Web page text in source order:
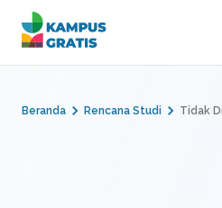
Langsung ke konten utama
Beranda Rencana Studi Tidak